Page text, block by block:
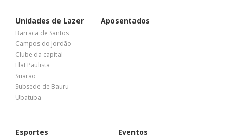
Unidades de Lazer
Barraca de Santos
Campos do Jordão
Clube da capital
Flat Paulista
Suarão
Subsede de Bauru
Ubatuba
Aposentados
Esportes Eventos